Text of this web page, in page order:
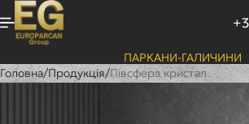
ПАРКАНИ-ГАЛИЧИНИ
Головна/Продукція/Півсфера кристал